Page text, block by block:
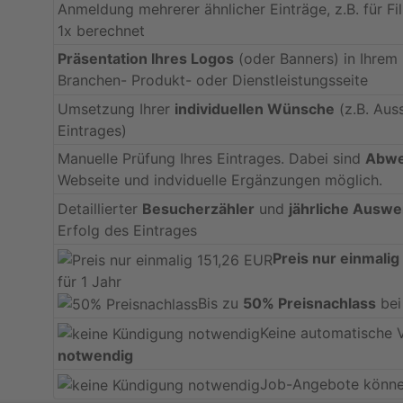
Anmeldung mehrerer ähnlicher Einträge, z.B. für
1x berechnet
Präsentation Ihres Logos (oder Banners) in
Branchen- Produkt- oder Dienstleistungsseite
Umsetzung Ihrer individuellen Wünsche (z.B.
Eintrages)
Manuelle Prüfung Ihres Eintrages. Dabei sind
Webseite und indviduelle Ergänzungen möglich.
Detaillierter Besucherzähler und jährliche
Erfolg des Eintrages
Preis nur einmalig
für 1 Jahr
Bis zu 50% Preisnachlass
Keine automatische
notwendig
Job-Angebote